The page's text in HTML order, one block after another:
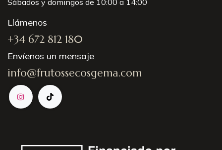
Sábados y domingos de 10:00 a 14:00
Llámenos
+34 672 812 180
Envíenos un mensaje
info@frutossecosgema.com